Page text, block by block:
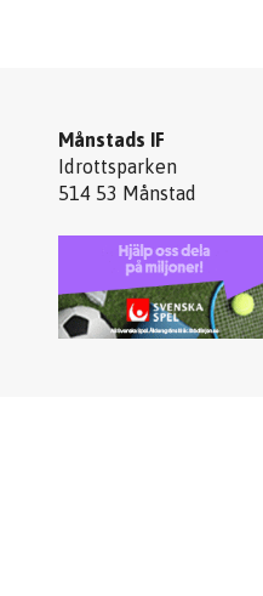
Månstads IF
Idrottsparken
514 53 Månstad